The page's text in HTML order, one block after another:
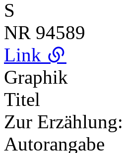
S
NR 94589
Link
Graphik
Titel
Zur
Autorangabe